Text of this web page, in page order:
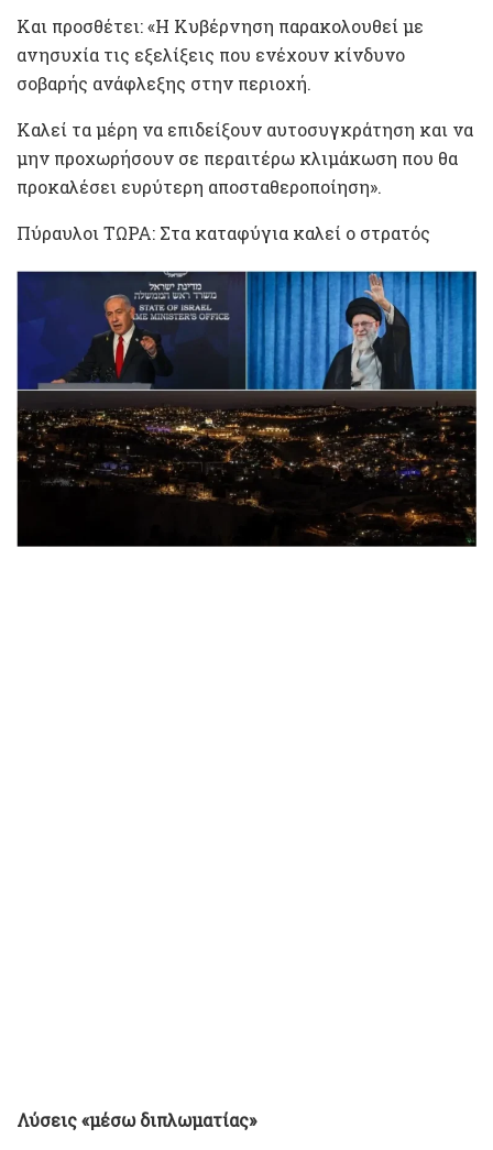
Και προσθέτει: «Η Κυβέρνηση παρακολουθεί με
ανησυχία τις εξελίξεις που ενέχουν κίνδυνο
σοβαρής ανάφλεξης στην περιοχή.
Καλεί τα μέρη να επιδείξουν αυτοσυγκράτηση και να
μην προχωρήσουν σε περαιτέρω κλιμάκωση που θα
προκαλέσει ευρύτερη αποσταθεροποίηση».
Πύραυλοι ΤΩΡΑ: Στα καταφύγια καλεί ο στρατός
Λύσεις «μέσω διπλωματίας»